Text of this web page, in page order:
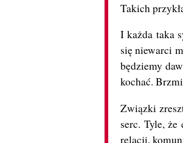
Takich
I każda taka
się niewarci
będziemy
kochać.
Związki
serc. Tyle, że
relacji,